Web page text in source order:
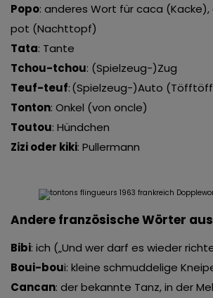
Popo: anderes Wort für caca
pot (Nachttopf)
Tata: Tante
Tchou-tchou: (Spielzeug-)Zug
Teuf-teuf: (Spielzeug-)Auto
Tonton: Onkel (von oncle)
Toutou: Hündchen
Zizi oder kiki: Pullermann
Andere französische Wörter
Bibi: ich („Und wer darf es wieder
Boui-boui: kleine schmuddelige
Cancan: der bekannte Tanz, in der